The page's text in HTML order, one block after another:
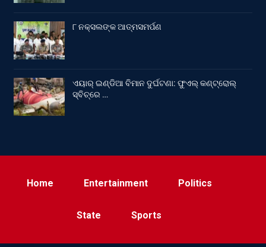
୮ ନକ୍ସଲଙ୍କ ଆତ୍ମସମର୍ପଣ
ଏୟାର୍ ଇଣ୍ଡିଆ ବିମାନ ଦୁର୍ଘଟଣା: ଫୁଏଲ୍‌ କଣ୍ଟ୍ରୋଲ୍‌
ସ୍ବିଚ୍‌ରେ …
Home Entertainment Politics
State Sports